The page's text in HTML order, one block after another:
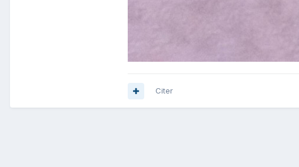
Citer